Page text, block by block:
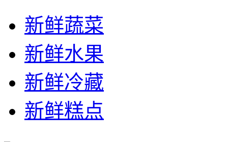
新鲜蔬菜
新鲜水果
新鲜冷藏
新鲜糕点